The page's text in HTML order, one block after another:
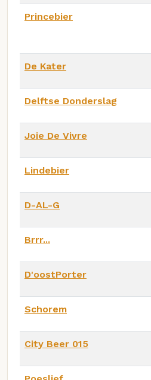
Princebier
De Kater
Delftse Donderslag
Joie De Vivre
Lindebier
D-AL-G
Brrr...
D'oostPorter
Schorem
City Beer 015